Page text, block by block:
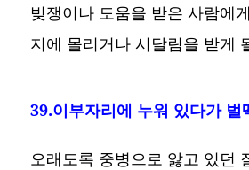
빚쟁이나 도움을 받은 사람에
지에 몰리거나 시달림을 받게
39.이부자리에 누워 있다가 벌
오래도록 중병으로 앓고 있던